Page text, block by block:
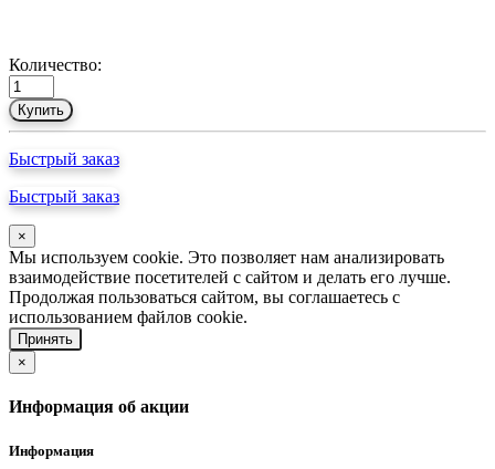
Количество:
Купить
Быстрый заказ
Быстрый заказ
×
Мы используем cookie. Это позволяет нам анализировать
взаимодействие посетителей с сайтом и делать его лучше.
Продолжая пользоваться сайтом, вы соглашаетесь с
использованием файлов cookie.
Принять
×
Информация об акции
Информация